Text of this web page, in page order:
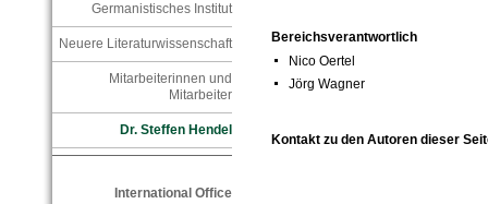
Germanistisches Institut
Neuere Literaturwissenschaft
Mitarbeiterinnen und
Mitarbeiter
Dr. Steffen Hendel
International Office
Bereichsverantwortlich
Nico Oertel
Jörg Wagner
Kontakt zu den Autoren dieser